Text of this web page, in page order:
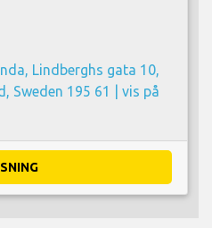
Lindberghs gata 10,
Sweden 195 61 | vis på